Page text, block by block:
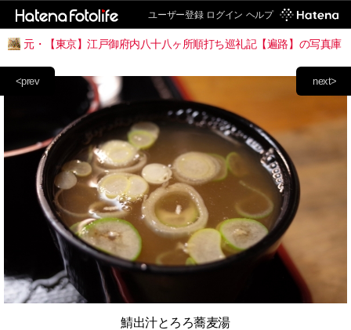
ユーザー登録 ログイン ヘルプ
元・【東京】江戸御府内八十八ヶ所順打ち巡礼記【遍路】の写真庫
next>
<prev
鯖出汁とろろ蕎麦湯